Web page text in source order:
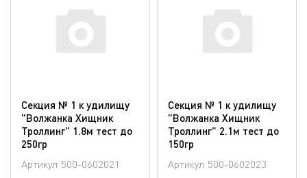
Секция № 1 к удилищу
"Волжанка Хищник
Троллинг" 1.8м тест до
250гр
Артикул 500-0602021
Секция № 1 к удилищу
"Волжанка Хищник
Троллинг" 2.1м тест до
150гр
Артикул 500-0602023